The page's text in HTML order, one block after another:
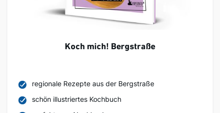
Koch mich! Bergstraße
regionale Rezepte aus der Bergstraße
schön illustriertes Kochbuch